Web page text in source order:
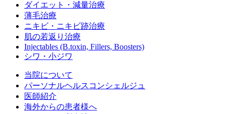
ダイエット・減量治療
薄毛治療
ニキビ・ニキビ跡治療
肌の若返り治療
Injectables (B.toxin, Fillers, Boosters)
シワ・小ジワ
当院について
パーソナルヘルスコンシェルジュ
医師紹介
海外からの患者様へ